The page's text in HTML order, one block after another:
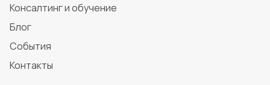
Консалтинг и обучение
Блог
События
Контакты